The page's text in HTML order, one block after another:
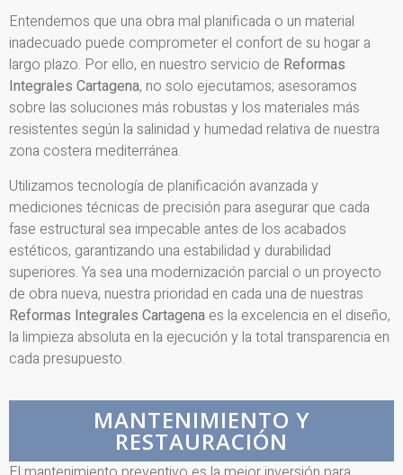
Entendemos que una obra mal planificada o un material
inadecuado puede comprometer el confort de su hogar a
largo plazo. Por ello, en nuestro servicio de Reformas
Integrales Cartagena, no solo ejecutamos; asesoramos
sobre las soluciones más robustas y los materiales más
resistentes según la salinidad y humedad relativa de nuestra
zona costera mediterránea.
Utilizamos tecnología de planificación avanzada y
mediciones técnicas de precisión para asegurar que cada
fase estructural sea impecable antes de los acabados
estéticos, garantizando una estabilidad y durabilidad
superiores. Ya sea una modernización parcial o un proyecto
de obra nueva, nuestra prioridad en cada una de nuestras
Reformas Integrales Cartagena es la excelencia en el diseño,
la limpieza absoluta en la ejecución y la total transparencia en
cada presupuesto.
MANTENIMIENTO Y
RESTAURACIÓN